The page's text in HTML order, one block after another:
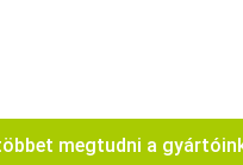
megtudni a